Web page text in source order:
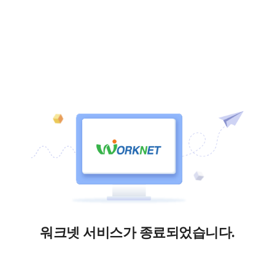
워크넷 서비스가 종료되었습니다.